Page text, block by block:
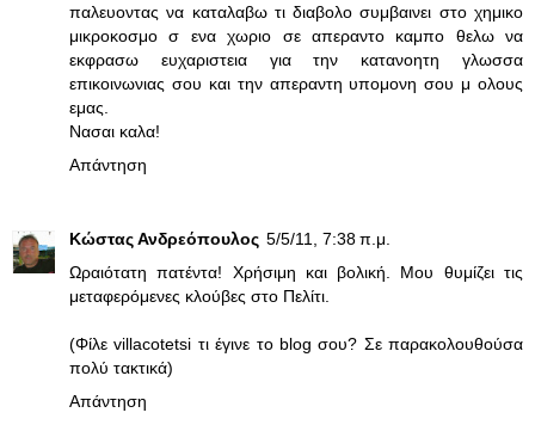
παλευοντας να καταλαβω τι διαβολο συμβαινει στο χημικο
μικροκοσμο σ ενα χωριο σε απεραντο καμπο θελω να
εκφρασω ευχαριστεια για την κατανοητη γλωσσα
επικοινωνιας σου και την απεραντη υπομονη σου μ ολους
εμας.
Νασαι καλα!
Απάντηση
Κώστας Ανδρεόπουλος 5/5/11, 7:38 π.μ.
Ωραιότατη πατέντα! Χρήσιμη και βολική. Μου θυμίζει τις
μεταφερόμενες κλούβες στο Πελίτι.
(Φίλε villacotetsi τι έγινε το blog σου? Σε παρακολουθούσα
πολύ τακτικά)
Απάντηση